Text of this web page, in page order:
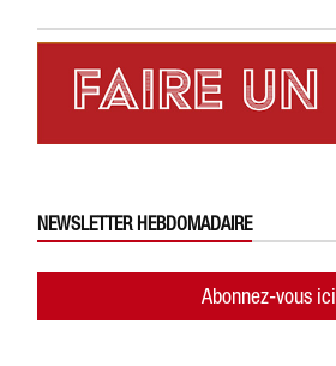
NEWSLETTER HEBDOMADAIRE
Abonnez-vous ici